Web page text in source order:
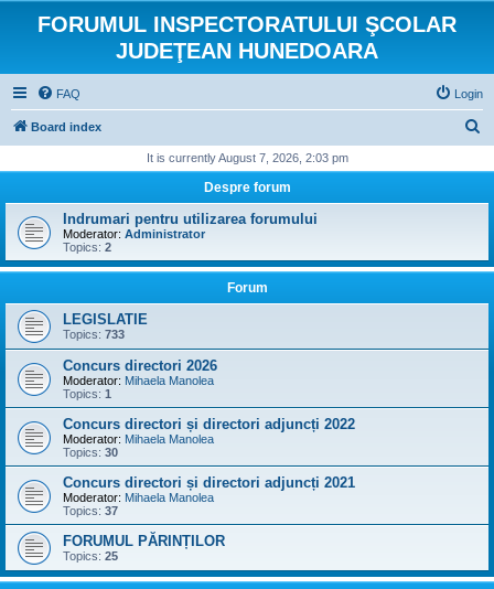
FORUMUL INSPECTORATULUI ŞCOLAR
JUDEŢEAN HUNEDOARA
FAQ Login
Board index
r
h
It is currently August 7, 2026, 2:03 pm
Despre forum
Indrumari pentru utilizarea forumului
Moderator: Administrator
Topics: 2
Forum
LEGISLATIE
Topics: 733
Concurs directori 2026
Moderator: Mihaela Manolea
Topics: 1
Concurs directori și directori adjuncți 2022
Moderator: Mihaela Manolea
Topics: 30
Concurs directori și directori adjuncți 2021
Moderator: Mihaela Manolea
Topics: 37
FORUMUL PĂRINȚILOR
Topics: 25